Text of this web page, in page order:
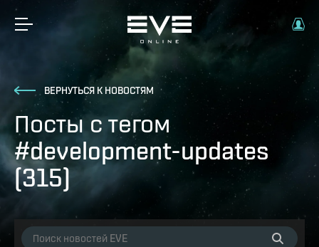
ВЕРНУТЬСЯ К НОВОСТЯМ
Посты с тегом
#development-updates
(315)